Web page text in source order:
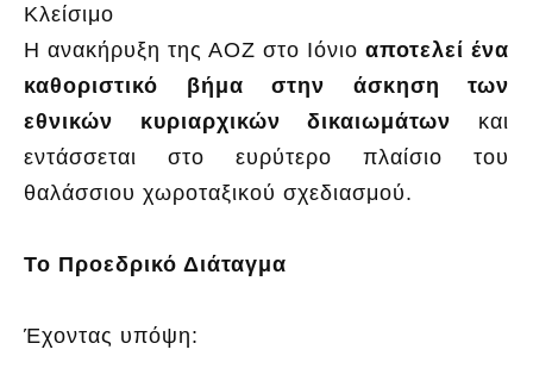
Κλείσιμο
Η ανακήρυξη της ΑΟΖ στο Ιόνιο αποτελεί ένα
καθοριστικό βήμα στην άσκηση των
εθνικών κυριαρχικών δικαιωμάτων και
εντάσσεται στο ευρύτερο πλαίσιο του
θαλάσσιου χωροταξικού σχεδιασμού.
Το Προεδρικό Διάταγμα
Έχοντας υπόψη: